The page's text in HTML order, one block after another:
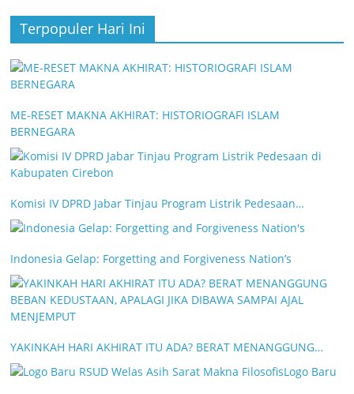
Terpopuler Hari Ini
ME-RESET MAKNA AKHIRAT: HISTORIOGRAFI ISLAM
BERNEGARA
Komisi IV DPRD Jabar Tinjau Program Listrik Pedesaan…
Indonesia Gelap: Forgetting and Forgiveness Nation’s
YAKINKAH HARI AKHIRAT ITU ADA? BERAT MENANGGUNG…
Logo Baru